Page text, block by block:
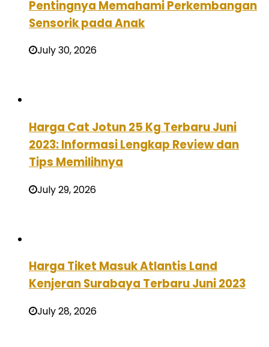
Pentingnya Memahami Perkembangan
Sensorik pada Anak
July 30, 2026
Harga Cat Jotun 25 Kg Terbaru Juni
2023: Informasi Lengkap Review dan
Tips Memilihnya
July 29, 2026
Harga Tiket Masuk Atlantis Land
Kenjeran Surabaya Terbaru Juni 2023
July 28, 2026